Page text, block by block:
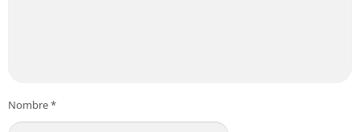
Nombre*